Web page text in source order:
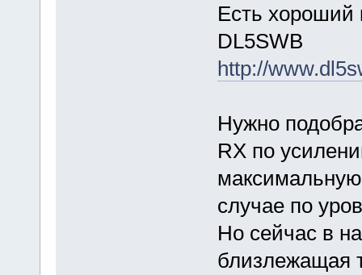
Есть хороший
DL5SWB
http://
Нужно
RX по
случае по
Но сейчас в
близлежащая